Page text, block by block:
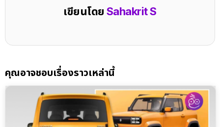
เขียนโดยSahakrit S
คุณอาจชอบเรื่องราวเหล่านี้